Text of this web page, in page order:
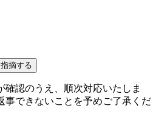
指摘する
確認のうえ、順次対応いたしま
事できないことを予めご了承くだ